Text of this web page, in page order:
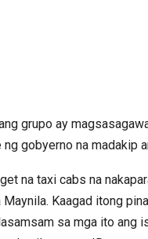
grupo ay
gobyerno na madakip
na taxi cabs na
Kaagad itong
sa mga ito ang